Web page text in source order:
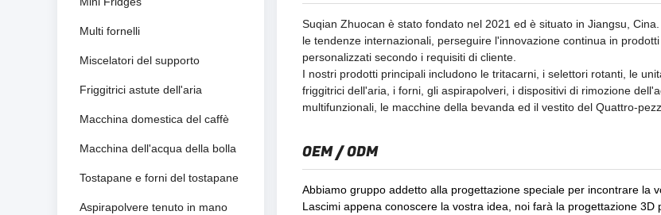
Multi fornelli
Miscelatori del supporto
Friggitrici astute dell'aria
Macchina domestica del caffè
Macchina dell'acqua della bolla
Tostapane e forni del tostapane
Aspirapolvere tenuto in mano
Suqian Zhuocan è stato fondato nel 2021 ed è situato in Jiangsu,
le tendenze internazionali, perseguire l'innovazione continua in
personalizzati secondo i requisiti di cliente.
I nostri prodotti principali includono le tritacarni, i selettori rotanti, le
friggitrici dell'aria, i forni, gli aspirapolveri, i dispositivi di rimozione
multifunzionali, le macchine della bevanda ed il vestito del Quattro-
OEM / ODM
Abbiamo gruppo addetto alla progettazione speciale per incontrare la
Lascimi appena conoscere la vostra idea, noi farà la progettazione 3D